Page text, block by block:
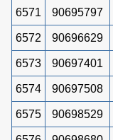
6571 90695797
6572 90696629
6573 90697401
6574 90697508
6575 90698529